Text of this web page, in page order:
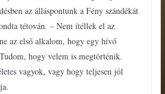
az álláspontunk a Fény szándékát
tétován. – Nem ítéllek el az
az első alkalom, hogy egy hívő
hogy velem is megtörténik.
vagyok, vagy hogy teljesen jól